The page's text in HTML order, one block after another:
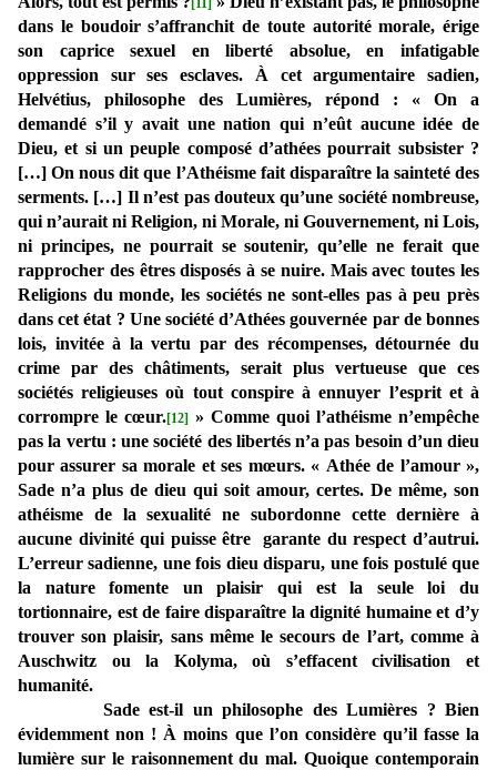
[11]
dans le boudoir s’affranchit de toute autorité morale, érige
son caprice sexuel en liberté absolue, en infatigable
oppression sur ses esclaves. À cet argumentaire sadien,
Helvétius, philosophe des Lumières, répond : « On a
demandé s’il y avait une nation qui n’eût aucune idée de
Dieu, et si un peuple composé d’athées pourrait subsister ?
[…] On nous dit que l’Athéisme fait disparaître la sainteté des
serments. […] Il n’est pas douteux qu’une société nombreuse,
qui n’aurait ni Religion, ni Morale, ni Gouvernement, ni Lois,
ni principes, ne pourrait se soutenir, qu’elle ne ferait que
rapprocher des êtres disposés à se nuire. Mais avec toutes les
Religions du monde, les sociétés ne sont-elles pas à peu près
dans cet état ? Une société d’Athées gouvernée par de bonnes
lois, invitée à la vertu par des récompenses, détournée du
crime par des châtiments, serait plus vertueuse que ces
sociétés religieuses où tout conspire à ennuyer l’esprit et à
corrompre le cœur.[12] » Comme quoi l’athéisme n’empêche
pas la vertu : une société des libertés n’a pas besoin d’un dieu
pour assurer sa morale et ses mœurs. « Athée de l’amour »,
Sade n’a plus de dieu qui soit amour, certes. De même, son
athéisme de la sexualité ne subordonne cette dernière à
aucune divinité qui puisse être garante du respect d’autrui.
L’erreur sadienne, une fois dieu disparu, une fois postulé que
la nature fomente un plaisir qui est la seule loi du
tortionnaire, est de faire disparaître la dignité humaine et d’y
trouver son plaisir, sans même le secours de l’art, comme à
Auschwitz ou la Kolyma, où s’effacent civilisation et
humanité.
Sade est-il un philosophe des Lumières ? Bien
évidemment non ! À moins que l’on considère qu’il fasse la
lumière sur le raisonnement du mal. Quoique contemporain